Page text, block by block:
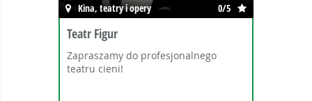
Kina, teatry i opery 0/5
Teatr Figur
Zapraszamy do profesjonalnego
teatru cieni!